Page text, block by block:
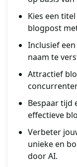
Kies een
blogpost
Inclusief
naam te
Attractief
Bespaar tijd
effectieve
Verbeter
unieke en
door AI.